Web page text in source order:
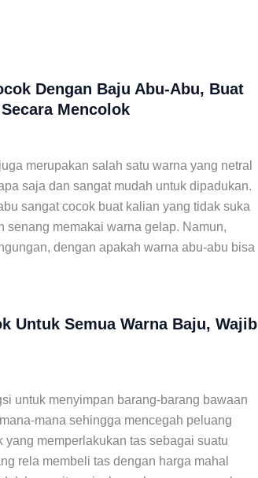
Dengan Baju Abu-Abu, Buat
Mencolok
merupakan salah satu warna yang netral
saja dan sangat mudah untuk dipadukan.
sangat cocok buat kalian yang tidak suka
senang memakai warna gelap. Namun,
dengan apakah warna abu-abu bisa
Untuk Semua Warna Baju, Wajib
untuk menyimpan barang-barang bawaan
mana sehingga mencegah peluang
memperlakukan tas sebagai suatu
rela membeli tas dengan harga mahal